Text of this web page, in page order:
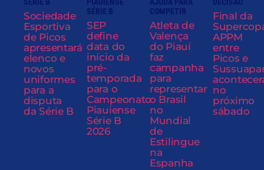
Sociedade
Esportiva
de Picos
apresentará
elenco e
novos
uniformes
para a
disputa
da Série B
SÉRIE B
SEP
define
data do
início da
pré-
temporada
para o
Campeonato
Piauiense
Série B
2026
COMPETIR
Atleta de
Valença
do Piauí
faz
campanha
para
representar
o Brasil
no
Mundial
de
Estilingue
na
Espanha
Final da
APPM
entre
Picos e
no
próximo
sábado